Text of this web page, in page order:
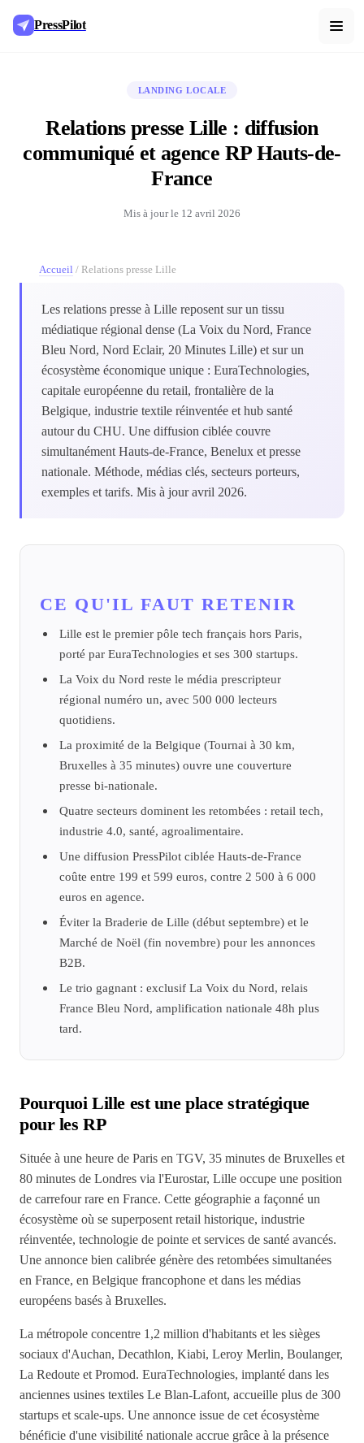
PressPilot
LANDING LOCALE
Relations presse Lille : diffusion
communiqué et agence RP Hauts-de-
France
Mis à jour le 12 avril 2026
Accueil / Relations presse Lille
Les relations presse à Lille reposent sur un tissu
médiatique régional dense (La Voix du Nord, France
Bleu Nord, Nord Eclair, 20 Minutes Lille) et sur un
écosystème économique unique : EuraTechnologies,
capitale européenne du retail, frontalière de la
Belgique, industrie textile réinventée et hub santé
autour du CHU. Une diffusion ciblée couvre
simultanément Hauts-de-France, Benelux et presse
nationale. Méthode, médias clés, secteurs porteurs,
exemples et tarifs. Mis à jour avril 2026.
CE QU'IL FAUT RETENIR
Lille est le premier pôle tech français hors Paris,
porté par EuraTechnologies et ses 300 startups.
La Voix du Nord reste le média prescripteur
régional numéro un, avec 500 000 lecteurs
quotidiens.
La proximité de la Belgique (Tournai à 30 km,
Bruxelles à 35 minutes) ouvre une couverture
presse bi-nationale.
Quatre secteurs dominent les retombées : retail tech,
industrie 4.0, santé, agroalimentaire.
Une diffusion PressPilot ciblée Hauts-de-France
coûte entre 199 et 599 euros, contre 2 500 à 6 000
euros en agence.
Éviter la Braderie de Lille (début septembre) et le
Marché de Noël (fin novembre) pour les annonces
B2B.
Le trio gagnant : exclusif La Voix du Nord, relais
France Bleu Nord, amplification nationale 48h plus
tard.
Pourquoi Lille est une place stratégique
pour les RP
Située à une heure de Paris en TGV, 35 minutes de Bruxelles et
80 minutes de Londres via l'Eurostar, Lille occupe une position
de carrefour rare en France. Cette géographie a façonné un
écosystème où se superposent retail historique, industrie
réinventée, technologie de pointe et services de santé avancés.
Une annonce bien calibrée génère des retombées simultanées
en France, en Belgique francophone et dans les médias
européens basés à Bruxelles.
La métropole concentre 1,2 million d'habitants et les sièges
sociaux d'Auchan, Decathlon, Kiabi, Leroy Merlin, Boulanger,
La Redoute et Promod. EuraTechnologies, implanté dans les
anciennes usines textiles Le Blan-Lafont, accueille plus de 300
startups et scale-ups. Une annonce issue de cet écosystème
bénéficie d'une visibilité nationale accrue grâce à la présence